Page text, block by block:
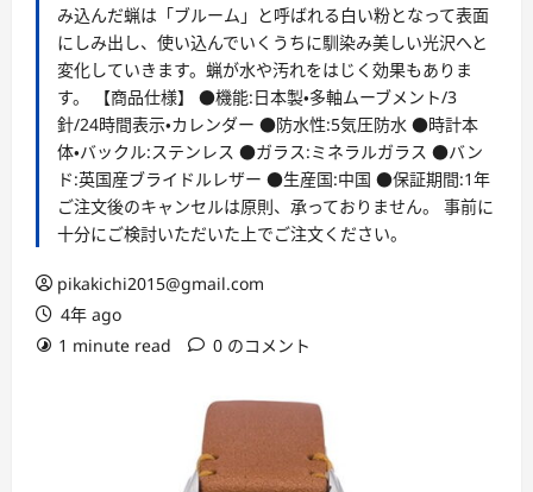
み込んだ蝋は「ブルーム」と呼ばれる白い粉となって表面
にしみ出し、使い込んでいくうちに馴染み美しい光沢へと
変化していきます。蝋が水や汚れをはじく効果もありま
す。 【商品仕様】 ●機能:日本製・多軸ムーブメント/3
針/24時間表示・カレンダー ●防水性:5気圧防水 ●時計本
体・バックル:ステンレス ●ガラス:ミネラルガラス ●バン
ド:英国産ブライドルレザー ●生産国:中国 ●保証期間:1年
ご注文後のキャンセルは原則、承っておりません。 事前に
十分にご検討いただいた上でご注文ください。
pikakichi2015@gmail.com
4年 ago
1 minute read
0 のコメント